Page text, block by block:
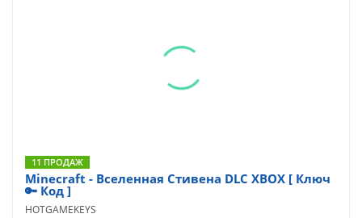
11 ПРОДАЖ
Minecraft - Вселенная Стивена DLC XBOX [ Ключ
🔑 Код ]
HOTGAMEKEYS